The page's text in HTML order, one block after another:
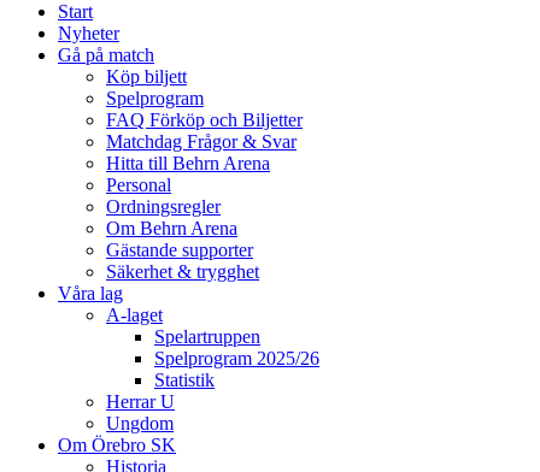
Start
Nyheter
Gå på match
Köp biljett
Spelprogram
FAQ Förköp och Biljetter
Matchdag Frågor & Svar
Hitta till Behrn Arena
Personal
Ordningsregler
Om Behrn Arena
Gästande supporter
Säkerhet & trygghet
Våra lag
A-laget
Spelartruppen
Spelprogram 2025/26
Statistik
Herrar U
Ungdom
Om Örebro SK
Historia